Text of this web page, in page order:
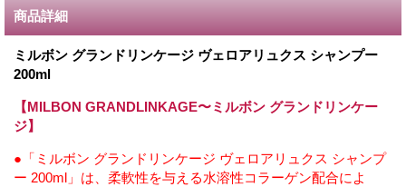
商品詳細
ミルボン グランドリンケージ ヴェロアリュクス シャンプー
200ml
【MILBON GRANDLINKAGE〜ミルボン グランドリンケー
ジ】
●「ミルボン グランドリンケージ ヴェロアリュクス シャンプ
ー 200ml」は、柔軟性を与える水溶性コラーゲン配合によ